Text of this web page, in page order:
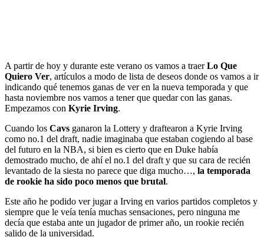
A partir de hoy y durante este verano os vamos a traerLo Que
Quiero Ver, artículos a modo de lista de deseos donde os vamos a ir
indicando qué tenemos ganas de ver en la nueva temporada y que
hasta noviembre nos vamos a tener que quedar con las ganas.
Empezamos con Kyrie Irving.
Cuando los Cavs ganaron la Lottery y draftearon a Kyrie Irving
como no.1 del draft, nadie imaginaba que estaban cogiendo al base
del futuro en la NBA, si bien es cierto que en Duke había
demostrado mucho, de ahí el no.1 del draft y que su cara de recién
levantado de la siesta no parece que diga mucho…, la temporada
de rookie ha sido poco menos que brutal.
Este año he podido ver jugar a Irving en varios partidos completos y
siempre que le veía tenía muchas sensaciones, pero ninguna me
decía que estaba ante un jugador de primer año, un rookie recién
salido de la universidad.